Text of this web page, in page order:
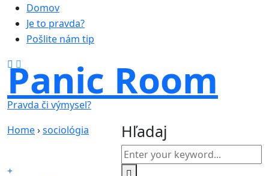
Domov
Je to pravda?
Pošlite nám tip
Panic Room
Pravda či výmysel?
Home›sociológia Hľadaj